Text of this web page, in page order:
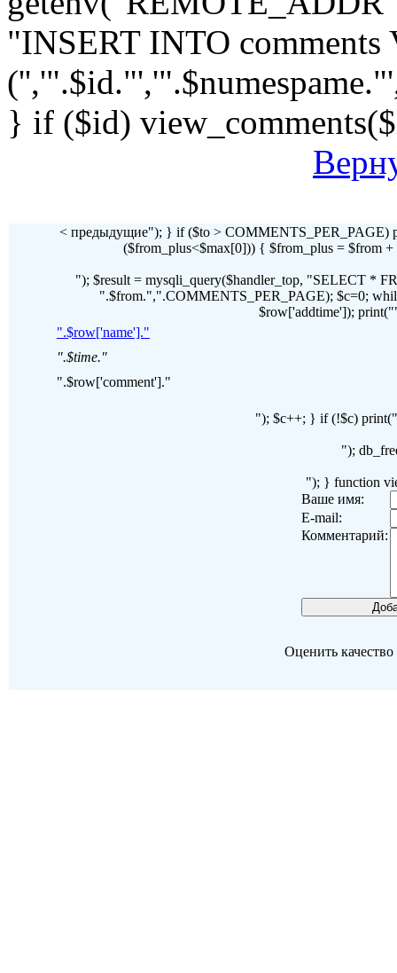
"INSERT INTO comments
} if ($id)
< предыдущие"); } if ($to > COMMENTS_PER_PAGE)
($from_plus<$max[0])) { $from_plus = $from
"); $result = mysqli_query($handler_top, "SELECT *
".$from.",".COMMENTS_PER_PAGE); $c=0;
$row['addtime']);
".$row['name']."
".$time."
".$row['comment']."
"); $c++; } if (!$c)
");
"); } function
Ваше имя:
E-mail:
Комментарий:
Оценить